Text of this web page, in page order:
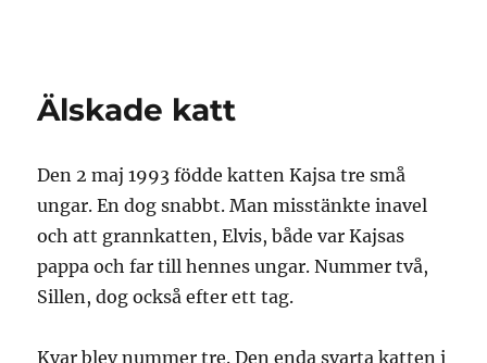
Älskade katt
Den 2 maj 1993 födde katten Kajsa tre små
ungar. En dog snabbt. Man misstänkte inavel
och att grannkatten, Elvis, både var Kajsas
pappa och far till hennes ungar. Nummer två,
Sillen, dog också efter ett tag.
Kvar blev nummer tre. Den enda svarta katten i